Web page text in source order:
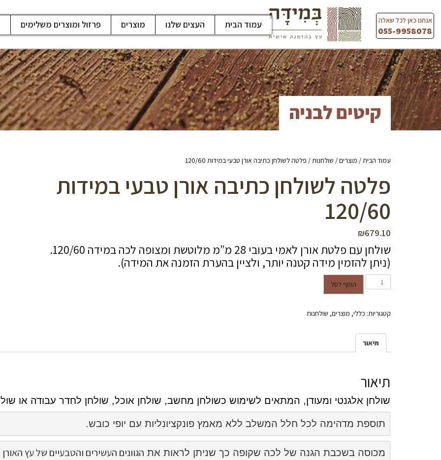
content
אנחנו כאן לכל שאלה
055-9958078
עמוד הבית העצים שלנו מוצרים פרזול ומוצרים משלימים
קיטים לבניה
עמוד הבית/ מוצרים/ שולחנות/ פלטה לשולחן כתיבה אורן טבעי במידות 120/60
פלטה לשולחן כתיבה אורן טבעי במידות
120/60
₪679.10
שולחן עם פלטת אורן לאמי בעובי 28 מ”מ מלוטשת ומצופה לכה במידה 120/60.
(ניתן להזמין מידה קטנה יותר, ולציין בהערת הזמנה את המידה).
כמות של פלטה לשולחן כתיבה אורן טבעי במידות 120/60
הוסף לסל
קטגוריות: כללי, מוצרים, שולחנות
תיאור
תיאור
שולחן אלגנטי ומעודן, המתאים לשימוש כשולחן מחשב, שולחן אוכל, שולחן לחדר עבודה או
תוספת מדהימה לכל חלל המשלב ללא מאמץ פונקציונליות עם יופי כובש.
מכוסה בשכבת הגנה של לכה שקופה כך שניתן לראות את הגוונים העשירים והטבעיים של עץ